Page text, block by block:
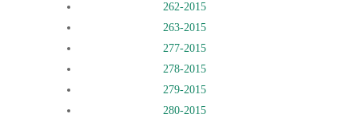
262-2015
263-2015
277-2015
278-2015
279-2015
280-2015